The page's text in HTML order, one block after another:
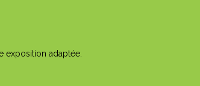
exposition adaptée.